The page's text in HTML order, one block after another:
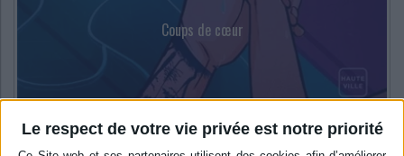
Le respect de votre vie privée est notre priorité
Coups de cœur
Deep End - Ali Hazelwood